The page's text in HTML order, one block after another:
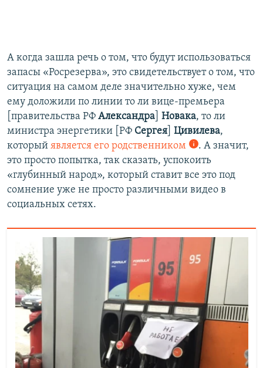
А когда зашла речь о том, что будут использоваться
запасы «Росрезерва», это свидетельствует о том, что
ситуация на самом деле значительно хуже, чем
ему доложили по линии то ли вице-премьера
[правительства РФ Александра Новака, то ли
министра энергетики [РФ Сергея Цивилева,
который является его родственником
. А значит,
это просто попытка, так сказать, успокоить
«глубинный народ», который ставит все это под
сомнение уже не просто различными видео в
социальных сетях.